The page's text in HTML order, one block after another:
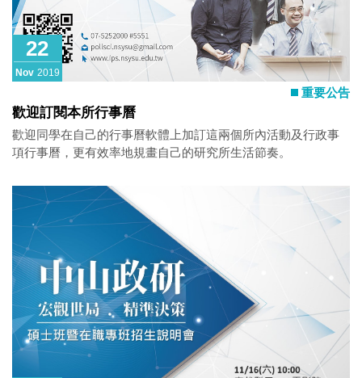
22
Nov 2019
重要公告
歡迎訂閱本所行事曆
歡迎同學在自己的行事曆軟體上加訂這兩個所內活動及行政事
項行事曆，更有效率地規畫自己的研究所生活節奏。